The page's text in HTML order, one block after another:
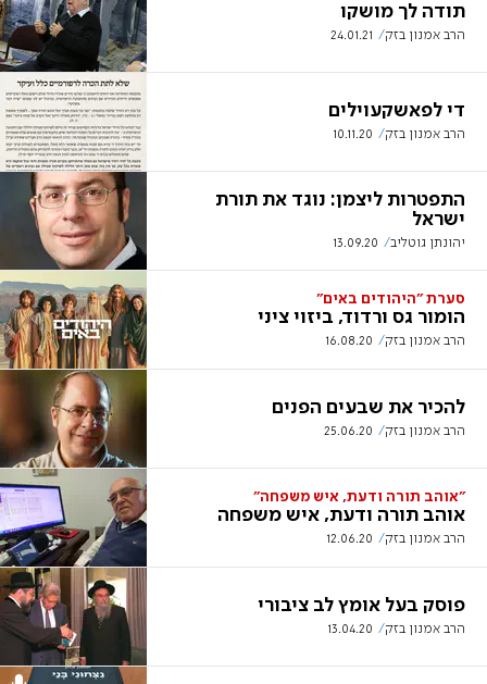
תודה לך מושקו
הרב אמנון בזק 24.01.21
די לפאשקעוילים
הרב אמנון בזק 10.11.20
התפטרות ליצמן: נוגד את תורת
ישראל
יהונתן גוטליב 13.09.20
סערת ״היהודים באים״
הומור גס ורדוד, ביזוי ציני
הרב אמנון בזק 16.08.20
להכיר את שבעים הפנים
הרב אמנון בזק 25.06.20
״אוהב תורה ודעת, איש משפחה״
אוהב תורה ודעת, איש משפחה
הרב אמנון בזק 12.06.20
פוסק בעל אומץ לב ציבורי
הרב אמנון בזק 13.04.20